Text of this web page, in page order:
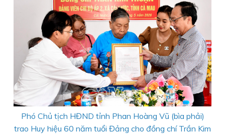
Phó Chủ tịch HĐND tỉnh Phan Hoàng Vũ (bìa phải)
trao Huy hiệu 60 năm tuổi Đảng cho đồng chí Trần Kim